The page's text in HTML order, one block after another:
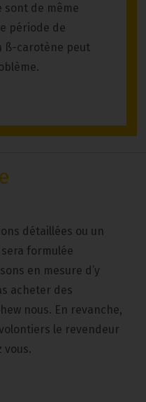
de même
période de
ß-carotène peut
détaillées ou un
formulée
en mesure d’y
acheter des
nous. En revanche,
le revendeur
vous.